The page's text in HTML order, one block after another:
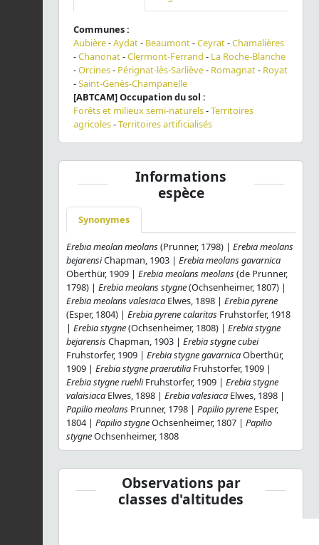
Communes :
Aubière-Aydat- Beaumont-Ceyrat-Chamalières
-Chanonat-Clermont-Ferrand - La Roche-Blanche
-Orcines- Pérignat-lès-Sarliève- Romagnat- Royat
-Saint-Genès-Champanelle
[ABTCAM] Occupation du sol :
Forêts et milieux semi-naturels-Territoires
agricoles-Territoires artificialisés
Informations
espèce
Synonymes
Erebia meolan meolans (Prunner, 1798) | Erebia meolans
bejarensiChapman, 1903 | Erebia meolans gavarnica
Oberthür, 1909 | Erebia meolans meolans (de Prunner,
1798) | Erebia meolans stygne(Ochsenheimer, 1807) |
Erebia meolans valesiaca Elwes, 1898 | Erebia pyrene
(Esper, 1804) | Erebia pyrene calaritas Fruhstorfer, 1918
| Erebia stygne(Ochsenheimer, 1808) | Erebia stygne
bejarensis Chapman, 1903 | Erebia stygne cubei
Fruhstorfer, 1909 | Erebia stygne gavarnicaOberthür,
1909 | Erebia stygne praerutilia Fruhstorfer, 1909 |
Erebia stygne ruehliFruhstorfer, 1909 | Erebia stygne
valaisiaca Elwes, 1898 | Erebia valesiaca Elwes, 1898 |
Papilio meolans Prunner, 1798 | Papilio pyrene Esper,
1804 | Papilio stygneOchsenheimer, 1807 | Papilio
stygneOchsenheimer, 1808
Observations par
classes d'altitudes